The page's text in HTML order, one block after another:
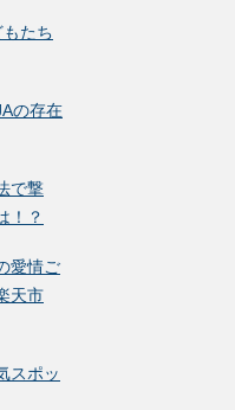
たち
の存在
で撃
！？
愛情ご
天市
スポッ